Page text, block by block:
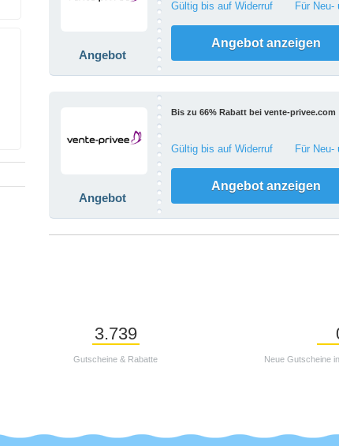
Angebot
Gültig bis auf WiderrufFür Neu-
Angebot anzeigen
Angebot
Bis zu 66% Rabatt bei vente-privee.com
Gültig bis auf WiderrufFür Neu-
Angebot anzeigen
3.739
Gutscheine & Rabatte Neue Gutscheine